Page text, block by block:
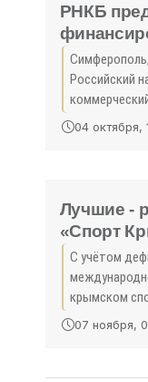
руководители
РНКБ
Российский
открыл
»ЭкоПром
04 октября,
Лучшие -
«Спорт
С учётом
крымском
словах, а на
расширяют
которые
07 ноября,